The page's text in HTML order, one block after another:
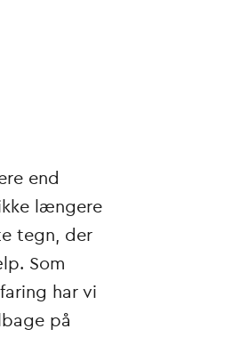
end
længere
tegn, der
Som
har vi
på